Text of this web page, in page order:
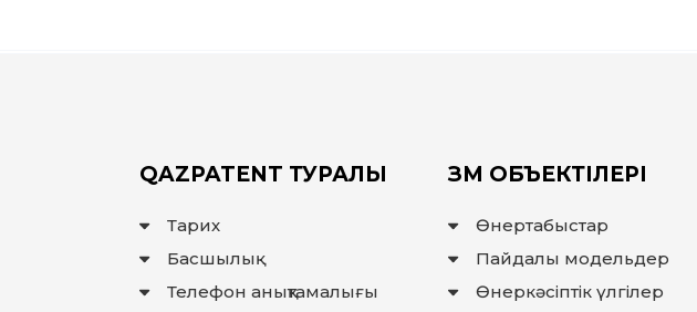
QAZPATENT ТУРАЛЫ
Тарих
Басшылық
Телефон анықтамалығы
ЗМ ОБЪЕКТІЛЕРІ
Өнертабыстар
Пайдалы модельдер
Өнеркәсіптік үлгілер